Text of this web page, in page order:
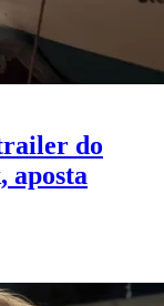
do
aposta